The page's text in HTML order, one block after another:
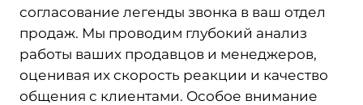
согласование легенды звонка в ваш отдел
продаж. Мы проводим глубокий анализ
работы ваших продавцов и менеджеров,
оценивая их скорость реакции и качество
общения с клиентами. Особое внимание